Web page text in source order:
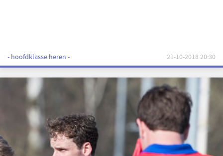
- hoofdklasse heren - 21-10-2018 20:30